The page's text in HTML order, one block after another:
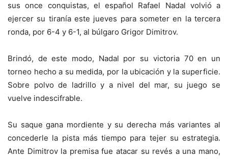
sus once conquistas, el español Rafael Nadal volvió a
ejercer su tiranía este jueves para someter en la tercera
ronda, por 6-4 y 6-1, al búlgaro Grigor Dimitrov.
Brindó, de este modo, Nadal por su victoria 70 en un
torneo hecho a su medida, por la ubicación y la superficie.
Sobre polvo de ladrillo y a nivel del mar, su juego se
vuelve indescifrable.
Su saque gana mordiente y su derecha más variantes al
concederle la pista más tiempo para tejer su estrategia.
Ante Dimitrov la premisa fue atacar su revés a una mano,